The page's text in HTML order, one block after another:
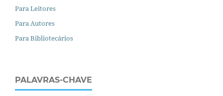
Para Leitores
Para Autores
Para Bibliotecários
PALAVRAS-CHAVE